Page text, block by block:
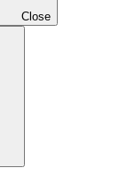
Close